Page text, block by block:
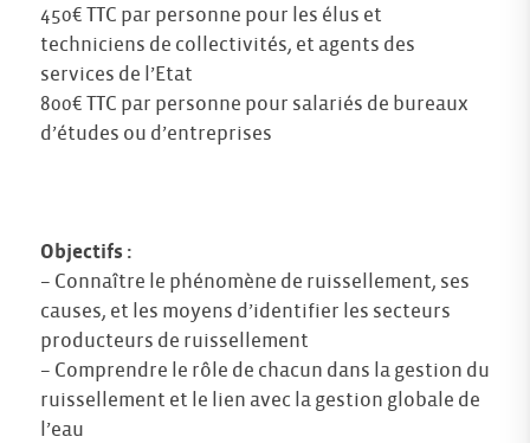
450€ TTC par personne pour les élus et
techniciens de collectivités, et agents des
services de l’Etat
800€ TTC par personne pour salariés de bureaux
d’études ou d’entreprises
Objectifs :
– Connaître le phénomène de ruissellement, ses
causes, et les moyens d’identifier les secteurs
producteurs de ruissellement
– Comprendre le rôle de chacun dans la gestion du
ruissellement et le lien avec la gestion globale de
l’eau